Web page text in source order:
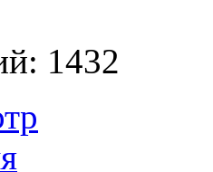
1432